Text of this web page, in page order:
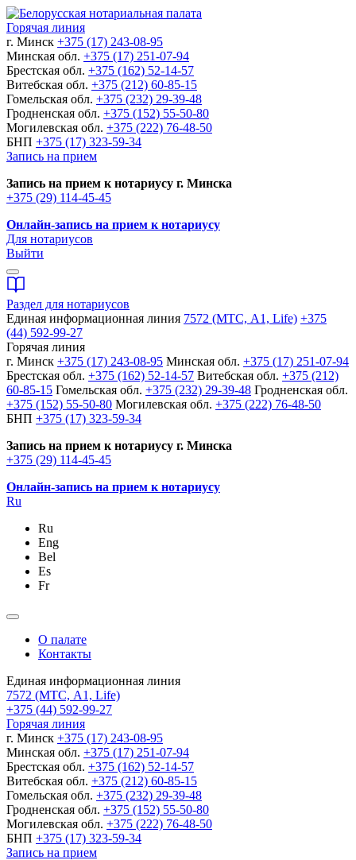
Горячая линия
г. Минск +375 (17) 243-08-95
Минская обл. +375 (17) 251-07-94
Брестская обл. +375 (162) 52-14-57
Витебская обл. +375 (212) 60-85-15
Гомельская обл. +375 (232) 29-39-48
Гродненская обл. +375 (152) 55-50-80
Могилевская обл. +375 (222) 76-48-50
БНП +375 (17) 323-59-34
Запись на прием
Запись на прием к нотариусу г. Минска
+375 (29) 114-45-45
Онлайн-запись на прием к нотариусу
Для нотариусов
Выйти
Раздел для нотариусов
Единая информационная линия 7572 (МТС, A1, Life) +375
(44) 592-99-27
Горячая линия
г. Минск +375 (17) 243-08-95 Минская обл. +375 (17) 251-07-94
Брестская обл. +375 (162) 52-14-57 Витебская обл. +375 (212)
60-85-15 Гомельская обл. +375 (232) 29-39-48 Гродненская обл.
+375 (152) 55-50-80 Могилевская обл. +375 (222) 76-48-50
БНП +375 (17) 323-59-34
Запись на прием к нотариусу г. Минска
+375 (29) 114-45-45
Онлайн-запись на прием к нотариусу
Ru
Ru
Eng
Bel
Es
Fr
О палате
Контакты
Единая информационная линия
7572 (МТС, A1, Life)
+375 (44) 592-99-27
Горячая линия
г. Минск +375 (17) 243-08-95
Минская обл. +375 (17) 251-07-94
Брестская обл. +375 (162) 52-14-57
Витебская обл. +375 (212) 60-85-15
Гомельская обл. +375 (232) 29-39-48
Гродненская обл. +375 (152) 55-50-80
Могилевская обл. +375 (222) 76-48-50
БНП +375 (17) 323-59-34
Запись на прием